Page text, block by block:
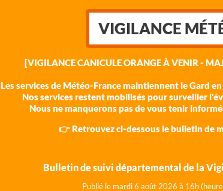
VIGILANCE
[VIGILANCE CANICULE ORANGE À VENIR -
Les services de Météo-France maintiennent le Gard
Nos services restent mobilisés pour surveiller
Nous ne manquerons pas de vous tenir
👉 Retrouvez ci-dessous le bulletin de
Bulletin de suivi départemental de la
Publié le mardi 6 août 2026 à 16h